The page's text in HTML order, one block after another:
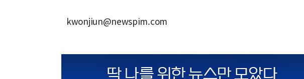
kwonjiun@newspim.com